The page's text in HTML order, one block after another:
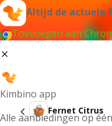
Altijd de actuele
Toevoegen aan
Kimbino app
Alle aanbiedingen op
Fernet Citrus